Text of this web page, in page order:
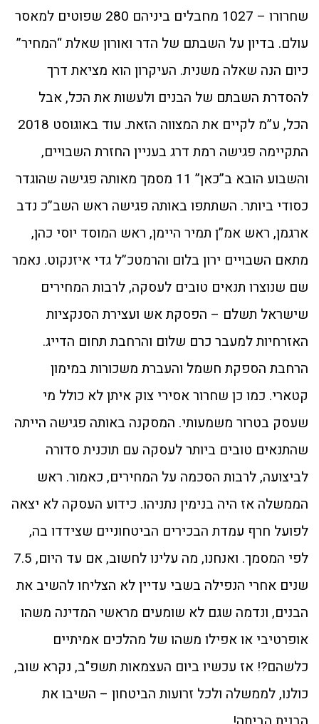
שחרורו – 1027 מחבלים ביניהם 280 שפוטים למאסר
עולם. בדיון על השבתם של הדר ואורון שאלת “המחיר”
כיום הנה שאלה משנית. העיקרון הוא מציאת דרך
להסדרת השבתם של הבנים ולעשות את הכל, אבל
הכל, ע”מ לקיים את המצווה הזאת. עוד באוגוסט 2018
התקיימה פגישה רמת דרג בעניין החזרת השבויים,
והשבוע הובא ב”כאן” 11 מסמך מאותה פגישה שהוגדר
כסודי ביותר. השתתפו באותה פגישה ראש השב”כ נדב
ארגמן, ראש אמ”ן תמיר היימן, ראש המוסד יוסי כהן,
מתאם השבויים ירון בלום והרמטכ”ל גדי איזנקוט. נאמר
שם שנוצרו תנאים טובים לעסקה, לרבות המחירים
שישראל תשלם – הפסקת אש ועצירת הסנקציות
האזרחיות למעבר כרם שלום והרחבת תחום הדייג.
הרחבת הספקת חשמל והעברת משכורות במימון
קטארי. כמו כן שחרור אסירי צוק איתן לא כולל מי
שעסק בטרור משמעותי. המסקנה באותה פגישה הייתה
שהתנאים טובים ביותר לעסקה עם תוכנית סדורה
לביצועה, לרבות הסכמה על המחירים, כאמור. ראש
הממשלה אז היה בנימין נתניהו. כידוע העסקה לא יצאה
לפועל חרף עמדת הבכירים הביטחוניים שצידדו בה,
לפי המסמך. ואנחנו, מה עלינו לחשוב, אם עד היום, 7.5
שנים אחרי הנפילה בשבי עדיין לא הצליחו להשיב את
הבנים, ונדמה שגם לא שומעים מראשי המדינה משהו
אופרטיבי או אפילו משהו של מהלכים אמיתיים
כלשהם?! אז עכשיו ביום העצמאות תשפ"ב, נקרא שוב,
כולנו, לממשלה ולכל זרועות הביטחון – השיבו את